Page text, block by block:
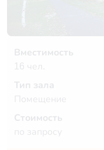
Вместимость
16 чел.
Тип зала
Помещение
Стоимость
по запросу